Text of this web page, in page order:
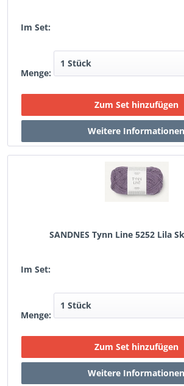
Im Set:
Menge:
SANDNES Tynn Line 5252 Lila
Im Set:
Menge: